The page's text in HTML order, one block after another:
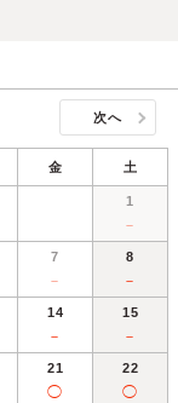
次へ
金 土
1
－
7
－
8
－
14
－
15
－
21
◯
22
◯